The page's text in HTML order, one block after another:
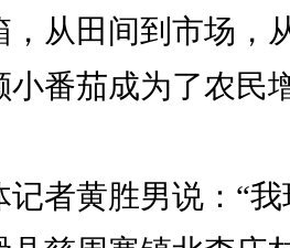
，从田间到市场，
小番茄成为了农民
黄胜男说：“我